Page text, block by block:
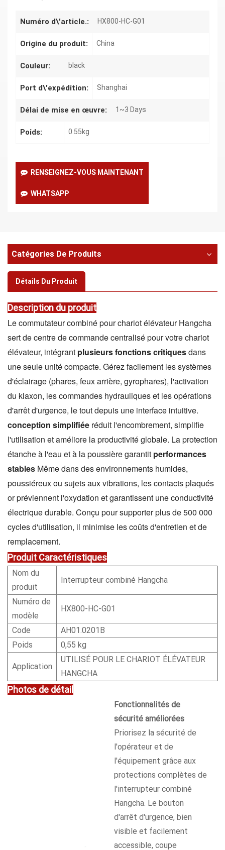
Numéro d\'article.: HX800-HC-G01
Origine du produit: China
Couleur: black
Port d\'expédition: Shanghai
Délai de mise en œuvre: 1~3 Days
Poids: 0.55kg
RENSEIGNEZ-VOUS MAINTENANT
WHATSAPP
Catégories De Produits
Détails Du Produit
Description du produit
Le commutateur combiné pour chariot élévateur Hangcha
sert de centre de commande centralisé pour votre chariot
élévateur, intégrant plusieurs fonctions critiquesdans
une seule unité compacte. Gérez facilement les systèmes
d'éclairage (phares, feux arrière, gyrophares), l'activation
du klaxon, les commandes hydrauliques et les opérations
d'arrêt d'urgence, le tout depuis une interface intuitive.
conception simplifiée réduit l'encombrement, simplifie
l'utilisation et améliore la productivité globale. La protection
étanche à l'eau et à la poussière garantit performances
stables Même dans des environnements humides,
poussiéreux ou sujets aux vibrations, les contacts plaqués
or préviennent l'oxydation et garantissent une conductivité
électrique durable. Conçu pour supporter plus de 500 000
cycles d'utilisation, il minimise les coûts d'entretien et de
remplacement.
Produit Caractéristiques
Nom du
produit
Interrupteur combiné Hangcha
Numéro de
modèle
HX800-HC-G01
Code
AH01.0201B
Poids
0,55 kg
Application
UTILISÉ POUR LE CHARIOT ÉLÉVATEUR
HANGCHA
Photos de détail
Fonctionnalités de
sécurité améliorées
Priorisez la sécurité de
l'opérateur et de
l'équipement grâce aux
protections complètes de
l'interrupteur combiné
Hangcha. Le bouton
d'arrêt d'urgence, bien
visible et facilement
accessible, coupe